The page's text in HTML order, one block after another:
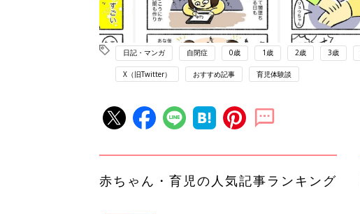
日記・マンガ 自閉症 0歳 1歳 2歳 3歳
X（旧Twitter） おすすめ記事 育児体験談
赤ちゃん・育児の人気記事ランキング